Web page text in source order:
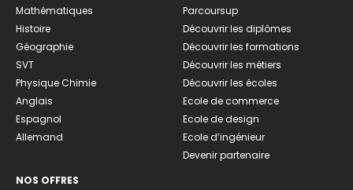
Mathématiques
Histoire
Géographie
SVT
Physique Chimie
Anglais
Espagnol
Allemand
NOS OFFRES
Parcoursup
Découvrir les diplômes
Découvrir les formations
Découvrir les métiers
Découvrir les écoles
Ecole de commerce
Ecole de design
Ecole d’ingénieur
Devenir partenaire